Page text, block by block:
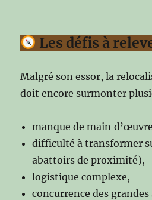
Les défis à
Malgré son essor, la
doit encore surmonter
manque de
difficulté à transformer
abattoirs de proximité),
logistique complexe,
concurrence des grandes